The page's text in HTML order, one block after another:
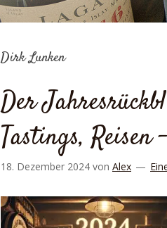
Dirk Lunken
Der
Tastings, Reisen
18. Dezember 2024 von Alex